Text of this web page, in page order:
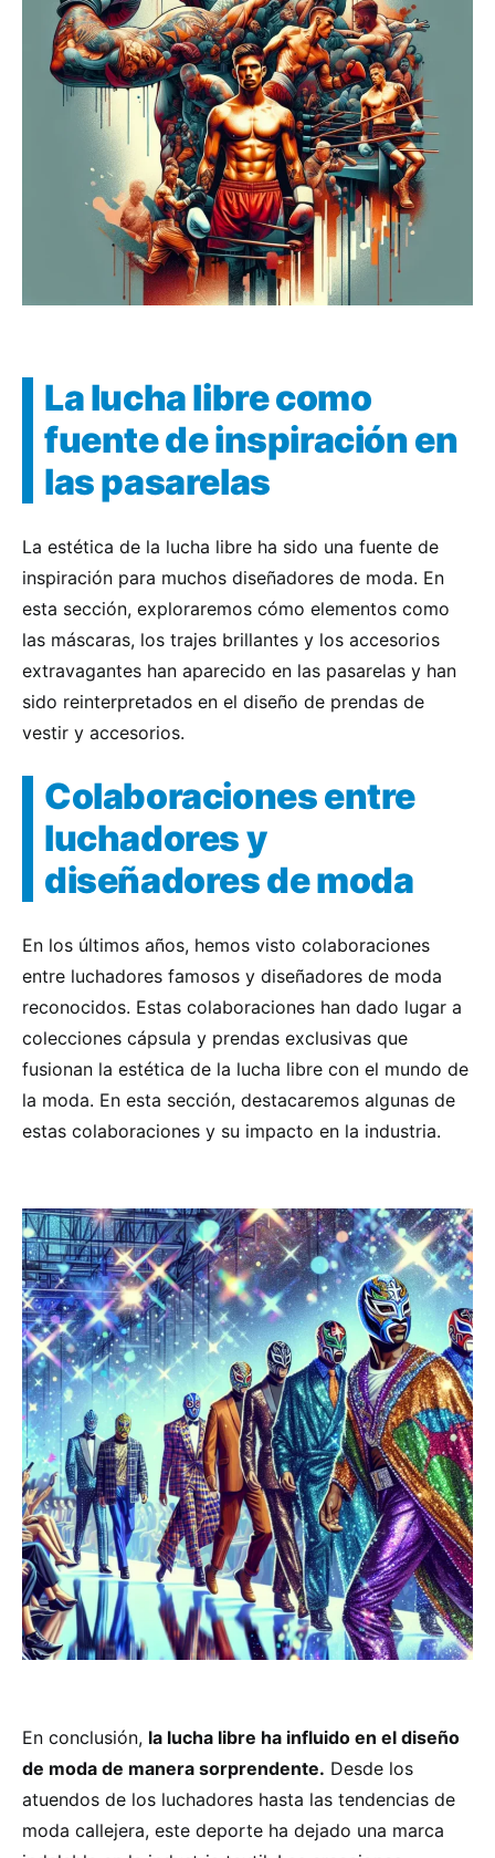
La lucha libre como
fuente de inspiración en
las pasarelas
La estética de la lucha libre ha sido una fuente de
inspiración para muchos diseñadores de moda. En
esta sección, exploraremos cómo elementos como
las máscaras, los trajes brillantes y los accesorios
extravagantes han aparecido en las pasarelas y han
sido reinterpretados en el diseño de prendas de
vestir y accesorios.
Colaboraciones entre
luchadores y
diseñadores de moda
En los últimos años, hemos visto colaboraciones
entre luchadores famosos y diseñadores de moda
reconocidos. Estas colaboraciones han dado lugar a
colecciones cápsula y prendas exclusivas que
fusionan la estética de la lucha libre con el mundo de
la moda. En esta sección, destacaremos algunas de
estas colaboraciones y su impacto en la industria.
En conclusión, la lucha libre ha influido en el diseño
de moda de manera sorprendente. Desde los
atuendos de los luchadores hasta las tendencias de
moda callejera, este deporte ha dejado una marca